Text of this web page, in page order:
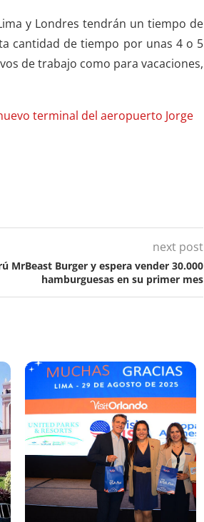
y Londres tendrán un tiempo de
cantidad de tiempo por unas 4 o 5
de trabajo como para vacaciones,
terminal del aeropuerto Jorge
next post
MrBeast Burger y espera vender 30.000
hamburguesas en su primer mes